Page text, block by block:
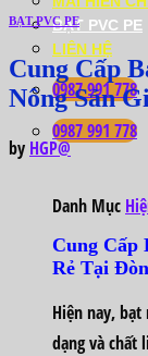
BẠT PVC PE
LIÊN HỆ
0987 991 778
0987 991 778
BẠT PVC PE
Cung Cấp
Nông Sản
by HGP@
Danh Mục
Cung Cấp
Rẻ Tại
Hiện nay,
dạng và chất